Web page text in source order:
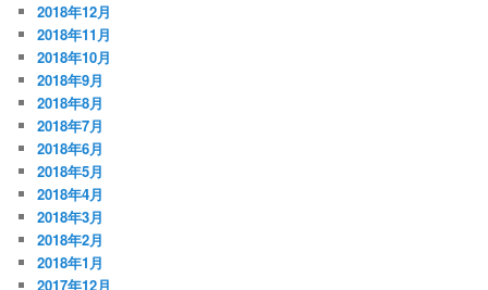
2018年12月
2018年11月
2018年10月
2018年9月
2018年8月
2018年7月
2018年6月
2018年5月
2018年4月
2018年3月
2018年2月
2018年1月
2017年12月